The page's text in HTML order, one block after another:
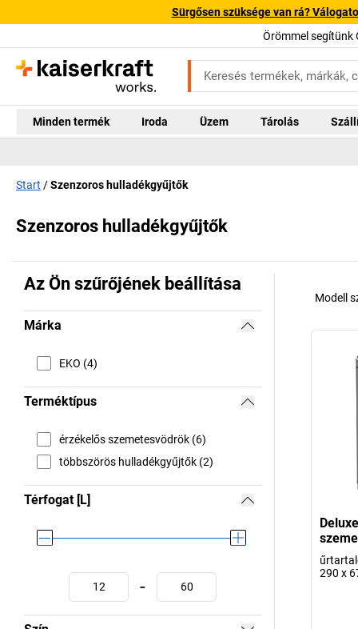
Sürgősen szüksége van rá?
Örömmel segítünk
Minden termék Iroda Üzem Tárolás
Start Szenzoros hulladékgyűjtők
Szenzoros hulladékgyűjtők
Az Ön szűrőjének beállítása
Márka
EKO (4)
Terméktípus
érzékelős szemetesvödrök (6)
többszörös hulladékgyűjtők (2)
Térfogat [L]
-
Modell
290 x